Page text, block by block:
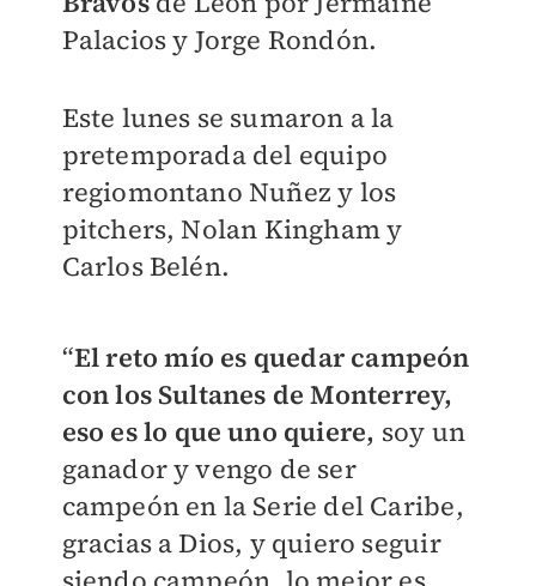
Palacios y Jorge Rondón.
Este lunes se sumaron a la
pretemporada del equipo
regiomontano Nuñez y los
pitchers, Nolan Kingham y
Carlos Belén.
“El reto mío es quedar campeón
con los Sultanes de Monterrey,
eso es lo que uno quiere, soy un
ganador y vengo de ser
campeón en la Serie del Caribe,
gracias a Dios, y quiero seguir